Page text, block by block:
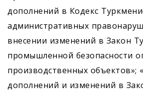
дополнений в Кодекс
административных
внесении изменений в Закон
промышленной безопасности
производственных объектов»;
дополнений и изменений в